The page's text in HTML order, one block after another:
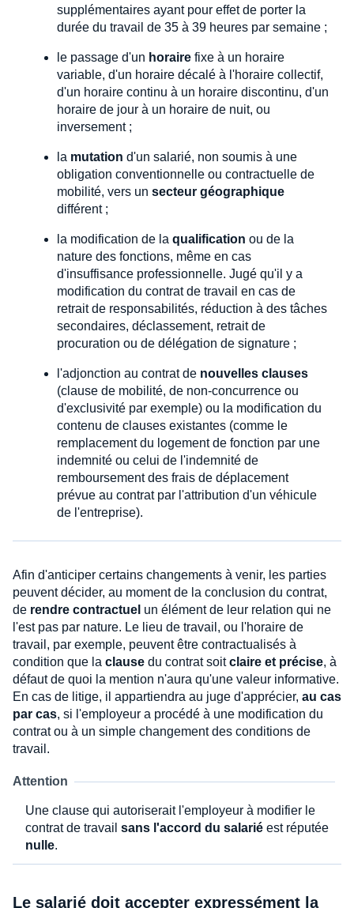
supplémentaires ayant pour effet de porter la
durée du travail de 35 à 39 heures par semaine ;
le passage d'un horaire fixe à un horaire
variable, d'un horaire décalé à l'horaire collectif,
d'un horaire continu à un horaire discontinu, d'un
horaire de jour à un horaire de nuit, ou
inversement ;
la mutation d'un salarié, non soumis à une
obligation conventionnelle ou contractuelle de
mobilité, vers un secteur géographique
différent ;
la modification de la qualification ou de la
nature des fonctions, même en cas
d'insuffisance professionnelle. Jugé qu'il y a
modification du contrat de travail en cas de
retrait de responsabilités, réduction à des tâches
secondaires, déclassement, retrait de
procuration ou de délégation de signature ;
l'adjonction au contrat de nouvelles clauses
(clause de mobilité, de non-concurrence ou
d'exclusivité par exemple) ou la modification du
contenu de clauses existantes (comme le
remplacement du logement de fonction par une
indemnité ou celui de l'indemnité de
remboursement des frais de déplacement
prévue au contrat par l'attribution d'un véhicule
de l'entreprise).
Afin d'anticiper certains changements à venir, les parties
peuvent décider, au moment de la conclusion du contrat,
de rendre contractuel un élément de leur relation qui ne
l'est pas par nature. Le lieu de travail, ou l'horaire de
travail, par exemple, peuvent être contractualisés à
condition que la clause du contrat soitclaire et précise, à
défaut de quoi la mention n'aura qu'une valeur informative.
En cas de litige, il appartiendra au juge d'apprécier, au cas
par cas, si l'employeur a procédé à une modification du
contrat ou à un simple changement des conditions de
travail.
Attention
Une clause qui autoriserait l'employeur à modifier le
contrat de travail sans l'accord du salarié est réputée
nulle.
Le salarié doit accepter expressément la